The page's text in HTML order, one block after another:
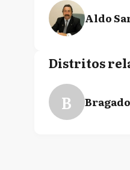
Aldo
Distritos
B Bragado